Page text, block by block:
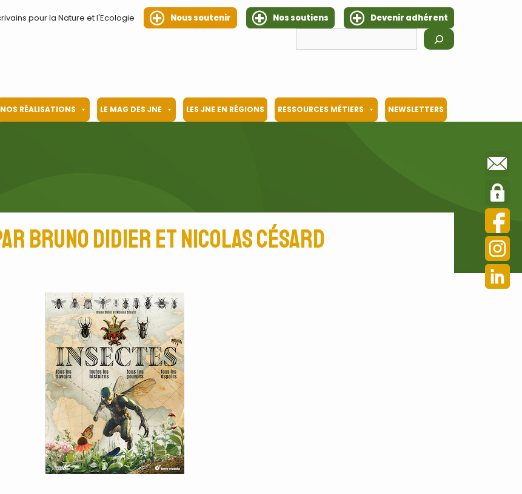
pour la Nature et l'Ecologie Nous soutenir Nos soutiens
Devenir adhérent
NOS RÉALISATIONS LE MAG DES JNE LES JNE EN RÉGIONS RESSOURCES MÉTIERS NEWSLETTERS
Bruno Didier et Nicolas Césard